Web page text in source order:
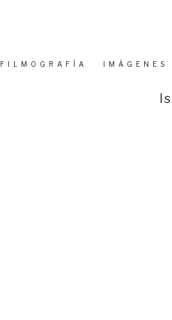
FILMOGRAFÍA IMÁGENES